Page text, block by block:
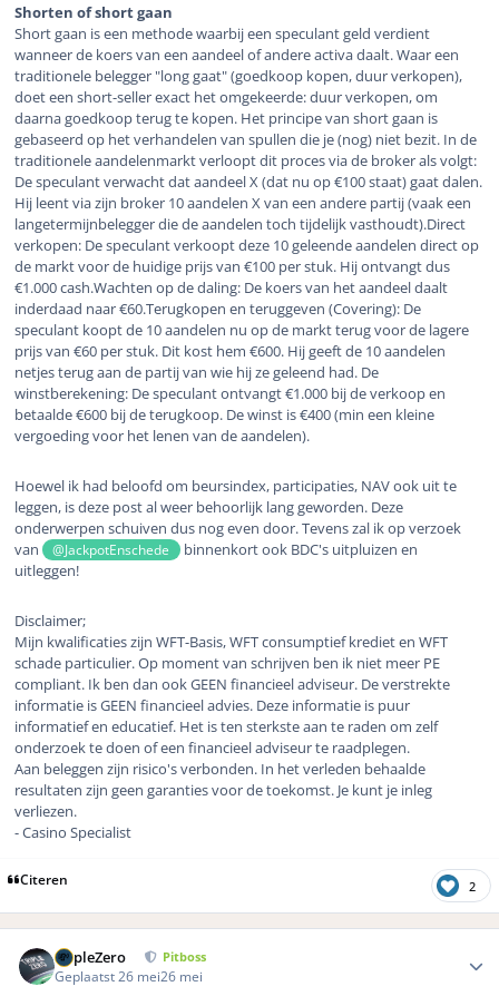
Shorten of short gaan
Short gaan is een methode waarbij een speculant geld verdient
wanneer de koers van een aandeel of andere activa daalt. Waar een
traditionele belegger "long gaat" (goedkoop kopen, duur verkopen),
doet een short-seller exact het omgekeerde: duur verkopen, om
daarna goedkoop terug te kopen. Het principe van short gaan is
gebaseerd op het verhandelen van spullen die je (nog) niet bezit. In de
traditionele aandelenmarkt verloopt dit proces via de broker als volgt:
De speculant verwacht dat aandeel X (dat nu op €100 staat) gaat dalen.
Hij leent via zijn broker 10 aandelen X van een andere partij (vaak een
langetermijnbelegger die de aandelen toch tijdelijk vasthoudt).Direct
verkopen: De speculant verkoopt deze 10 geleende aandelen direct op
de markt voor de huidige prijs van €100 per stuk. Hij ontvangt dus
€1.000 cash.Wachten op de daling: De koers van het aandeel daalt
inderdaad naar €60.Terugkopen en teruggeven (Covering): De
speculant koopt de 10 aandelen nu op de markt terug voor de lagere
prijs van €60 per stuk. Dit kost hem €600. Hij geeft de 10 aandelen
netjes terug aan de partij van wie hij ze geleend had. De
winstberekening: De speculant ontvangt €1.000 bij de verkoop en
betaalde €600 bij de terugkoop. De winst is €400 (min een kleine
vergoeding voor het lenen van de aandelen).
Hoewel ik had beloofd om beursindex, participaties, NAV ook uit te
leggen, is deze post al weer behoorlijk lang geworden. Deze
onderwerpen schuiven dus nog even door. Tevens zal ik op verzoek
van
@JackpotEnschede
binnenkort ook BDC's uitpluizen en
uitleggen!
Disclaimer;
Mijn kwalificaties zijn WFT-Basis, WFT consumptief krediet en WFT
schade particulier. Op moment van schrijven ben ik niet meer PE
compliant. Ik ben dan ook GEEN financieel adviseur. De verstrekte
informatie is GEEN financieel advies. Deze informatie is puur
informatief en educatief. Het is ten sterkste aan te raden om zelf
onderzoek te doen of een financieel adviseur te raadplegen.
Aan beleggen zijn risico's verbonden. In het verleden behaalde
resultaten zijn geen garanties voor de toekomst. Je kunt je inleg
verliezen.
- Casino Specialist
Citeren 2
TripleZero Pitboss
Geplaatst 26 mei26 mei